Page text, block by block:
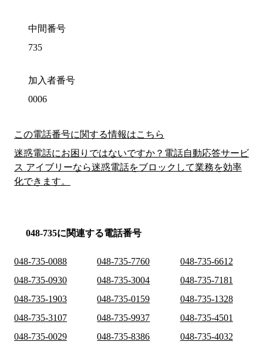
中間番号
735
加入者番号
0006
この電話番号に関する情報はこちら
迷惑電話にお困りではないですか？電話自動応答サービ
ス アイブリーなら迷惑電話をブロックして業務を効率
化できます。
048-735に関連する電話番号
048-735-0088 048-735-7760
048-735-6612
048-735-0930
048-735-3004
048-735-7181
048-735-1903
048-735-0159
048-735-1328
048-735-3107
048-735-9937
048-735-4501
048-735-0029
048-735-8386 048-735-4032